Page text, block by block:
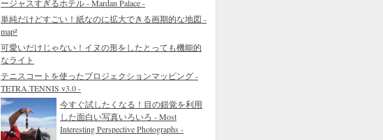
ージャスすぎるホテル - Mardan Palace -
単純だけどすごい！紙なのに拡大できる画期的な地図 -
map²
可愛いだけじゃない！イヌの形をしたとっても機能的
なライト
テニスコートを使ったプロジェクションマッピング -
TETRA.TENNIS v3.0 -
今すぐ試したくなる！目の錯覚を利用
した面白い写真いろいろ - Most
Interesting Perspective Photographs -